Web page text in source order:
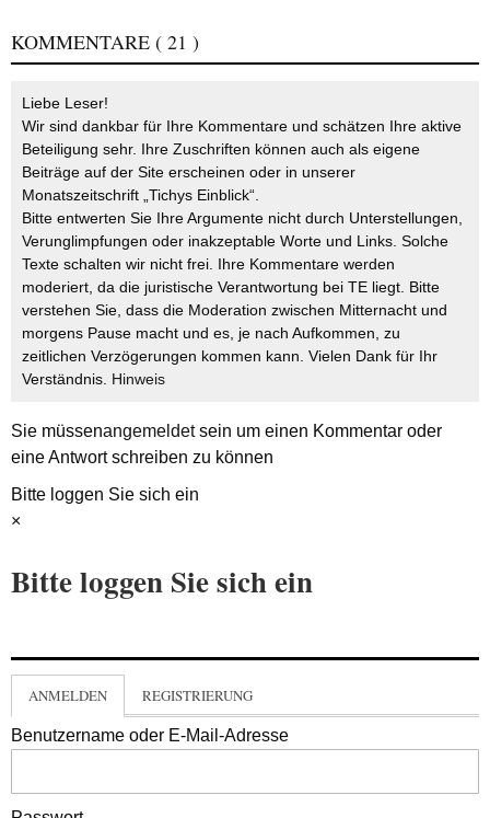
KOMMENTARE ( 21 )
Liebe Leser!
Wir sind dankbar für Ihre Kommentare und schätzen Ihre aktive
Beteiligung sehr. Ihre Zuschriften können auch als eigene
Beiträge auf der Site erscheinen oder in unserer
Monatszeitschrift „Tichys Einblick“.
Bitte entwerten Sie Ihre Argumente nicht durch Unterstellungen,
Verunglimpfungen oder inakzeptable Worte und Links. Solche
Texte schalten wir nicht frei. Ihre Kommentare werden
moderiert, da die juristische Verantwortung bei TE liegt. Bitte
verstehen Sie, dass die Moderation zwischen Mitternacht und
morgens Pause macht und es, je nach Aufkommen, zu
zeitlichen Verzögerungen kommen kann. Vielen Dank für Ihr
Verständnis. Hinweis
Sie müssenangemeldetsein um einen Kommentar oder
eine Antwort schreiben zu können
Bitte loggen Sie sich ein
×
Bitte loggen Sie sich ein
ANMELDEN REGISTRIERUNG
Benutzername oder E-Mail-Adresse